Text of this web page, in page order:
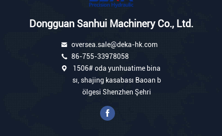
Dongguan Sanhui Machinery Co., Ltd.
oversea.sale@deka-hk.com
86-755-33978058
1506# oda yunhuatime bina
sı, shajing kasabası Baoan b
ölgesi Shenzhen Şehri